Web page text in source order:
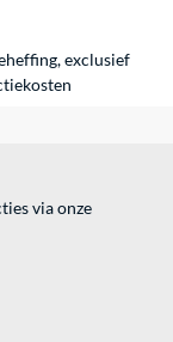
exclusief
via onze